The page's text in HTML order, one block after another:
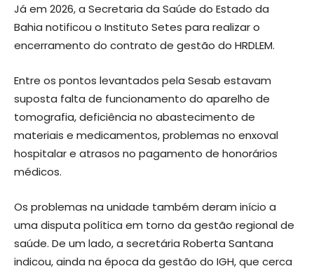
Já em 2026, a Secretaria da Saúde do Estado da
Bahia notificou o Instituto Setes para realizar o
encerramento do contrato de gestão do HRDLEM.
Entre os pontos levantados pela Sesab estavam
suposta falta de funcionamento do aparelho de
tomografia, deficiência no abastecimento de
materiais e medicamentos, problemas no enxoval
hospitalar e atrasos no pagamento de honorários
médicos.
Os problemas na unidade também deram início a
uma disputa política em torno da gestão regional de
saúde. De um lado, a secretária Roberta Santana
indicou, ainda na época da gestão do IGH, que cerca